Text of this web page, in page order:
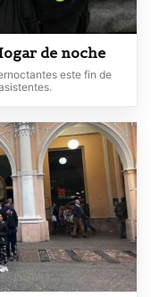
de noche
este fin de